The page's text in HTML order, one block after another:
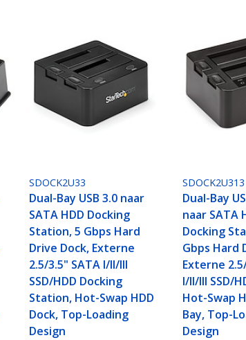
SDOCK2U33
Dual-Bay USB 3.0 naar
SATA HDD Docking
Station, 5 Gbps Hard
Drive Dock, Externe
2.5/3.5" SATA I/II/III
SSD/HDD Docking
Station, Hot-Swap HDD
Dock, Top-Loading
Design
SDOCK2U313
Dual-Bay
naar SATA
Docking
Gbps Hard
Externe
I/II/III SSD/
Hot-Swap
Bay, Top-
Design